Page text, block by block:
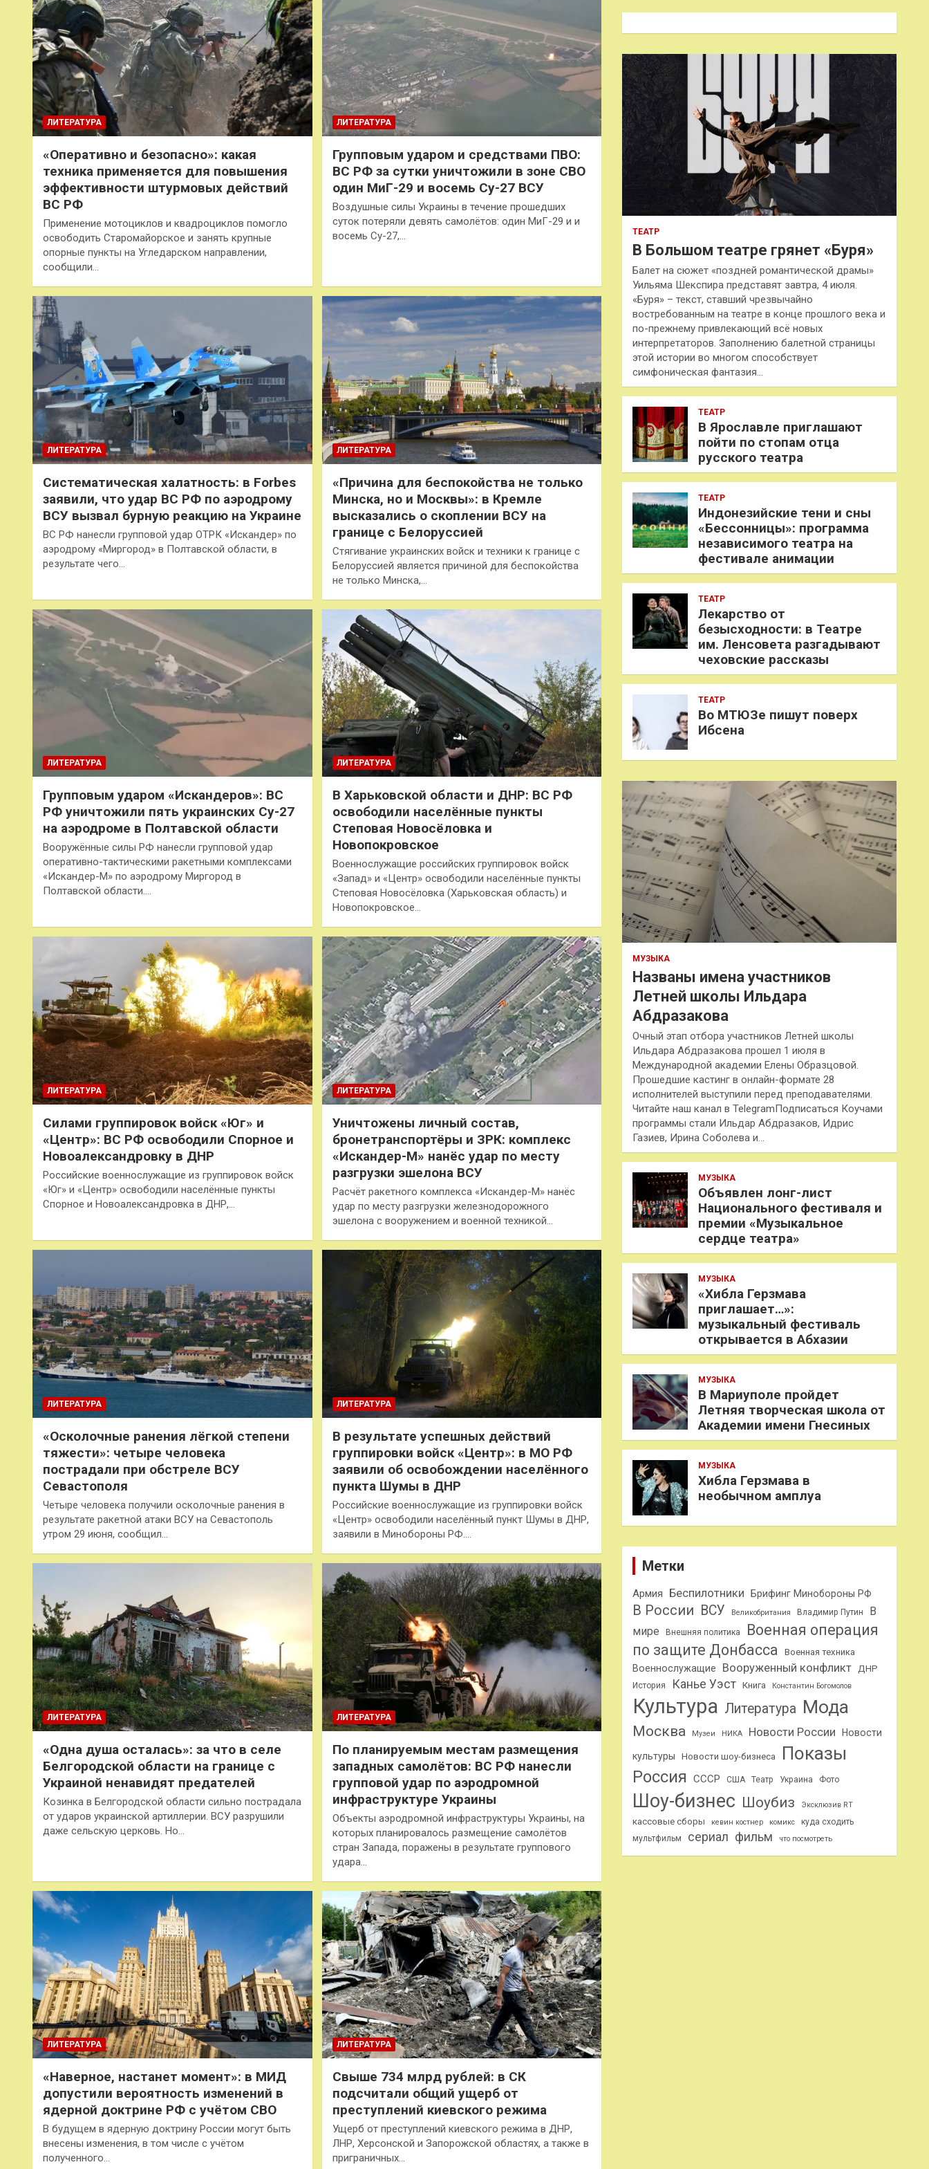
ЛИТЕРАТУРА
«Оперативно и безопасно»: какая
техника применяется для повышения
эффективности штурмовых действий
ВС РФ
Применение мотоциклов и квадроциклов помогло
освободить Старомайорское и занять крупные
опорные пункты на Угледарском направлении,
сообщили…
ЛИТЕРАТУРА
Групповым ударом и средствами ПВО:
ВС РФ за сутки уничтожили в зоне СВО
один МиГ-29 и восемь Су-27 ВСУ
Воздушные силы Украины в течение прошедших
суток потеряли девять самолётов: один МиГ-29 и и
восемь Су-27,…
ЛИТЕРАТУРА
Систематическая халатность: в Forbes
заявили, что удар ВС РФ по аэродрому
ВСУ вызвал бурную реакцию на Украине
ВС РФ нанесли групповой удар ОТРК «Искандер» по
аэродрому «Миргород» в Полтавской области, в
результате чего…
ЛИТЕРАТУРА
«Причина для беспокойства не только
Минска, но и Москвы»: в Кремле
высказались о скоплении ВСУ на
границе с Белоруссией
Стягивание украинских войск и техники к границе с
Белоруссией является причиной для беспокойства
не только Минска,…
ЛИТЕРАТУРА
Групповым ударом «Искандеров»: ВС
РФ уничтожили пять украинских Су-27
на аэродроме в Полтавской области
Вооружённые силы РФ нанесли групповой удар
оперативно-тактическими ракетными комплексами
«Искандер-М» по аэродрому Миргород в
Полтавской области.…
ЛИТЕРАТУРА
В Харьковской области и ДНР: ВС РФ
освободили населённые пункты
Степовая Новосёловка и
Новопокровское
Военнослужащие российских группировок войск
«Запад» и «Центр» освободили населённые пункты
Степовая Новосёловка (Харьковская область) и
Новопокровское…
ЛИТЕРАТУРА
Силами группировок войск «Юг» и
«Центр»: ВС РФ освободили Спорное и
Новоалександровку в ДНР
Российские военнослужащие из группировок войск
«Юг» и «Центр» освободили населённые пункты
Спорное и Новоалександровка в ДНР,…
ЛИТЕРАТУРА
Уничтожены личный состав,
бронетранспортёры и ЗРК: комплекс
«Искандер-М» нанёс удар по месту
разгрузки эшелона ВСУ
Расчёт ракетного комплекса «Искандер-М» нанёс
удар по месту разгрузки железнодорожного
эшелона с вооружением и военной техникой…
ЛИТЕРАТУРА
«Осколочные ранения лёгкой степени
тяжести»: четыре человека
пострадали при обстреле ВСУ
Севастополя
Четыре человека получили осколочные ранения в
результате ракетной атаки ВСУ на Севастополь
утром 29 июня, сообщил…
ЛИТЕРАТУРА
В результате успешных действий
группировки войск «Центр»: в МО РФ
заявили об освобождении населённого
пункта Шумы в ДНР
Российские военнослужащие из группировки войск
«Центр» освободили населённый пункт Шумы в ДНР,
заявили в Минобороны РФ.…
ЛИТЕРАТУРА
«Одна душа осталась»: за что в селе
Белгородской области на границе с
Украиной ненавидят предателей
Козинка в Белгородской области сильно пострадала
от ударов украинской артиллерии. ВСУ разрушили
даже сельскую церковь. Но…
ЛИТЕРАТУРА
По планируемым местам размещения
западных самолётов: ВС РФ нанесли
групповой удар по аэродромной
инфраструктуре Украины
Объекты аэродромной инфраструктуры Украины, на
которых планировалось размещение самолётов
стран Запада, поражены в результате группового
удара…
ЛИТЕРАТУРА
«Наверное, настанет момент»: в МИД
допустили вероятность изменений в
ядерной доктрине РФ с учётом СВО
В будущем в ядерную доктрину России могут быть
внесены изменения, в том числе с учётом
полученного…
ЛИТЕРАТУРА
Свыше 734 млрд рублей: в СК
подсчитали общий ущерб от
преступлений киевского режима
Ущерб от преступлений киевского режима в ДНР,
ЛНР, Херсонской и Запорожской областях, а также в
приграничных…
к
ТЕАТР
В Большом театре грянет «Буря»
Балет на сюжет «поздней романтической драмы»
Уильяма Шекспира представят завтра, 4 июля.
«Буря» – текст, ставший чрезвычайно
востребованным на театре в конце прошлого века и
по-прежнему привлекающий всё новых
интерпретаторов. Заполнению балетной страницы
этой истории во многом способствует
симфоническая фантазия…
ТЕАТР
В Ярославле приглашают
пойти по стопам отца
русского театра
ТЕАТР
Индонезийские тени и сны
«Бессонницы»: программа
независимого театра на
фестивале анимации
ТЕАТР
Лекарство от
безысходности: в Театре
им. Ленсовета разгадывают
чеховские рассказы
ТЕАТР
Во МТЮЗе пишут поверх
Ибсена
МУЗЫКА
Названы имена участников
Летней школы Ильдара
Абдразакова
Очный этап отбора участников Летней школы
Ильдара Абдразакова прошел 1 июля в
Международной академии Елены Образцовой.
Прошедшие кастинг в онлайн-формате 28
исполнителей выступили перед преподавателями.
Читайте наш канал в TelegramПодписаться Коучами
программы стали Ильдар Абдразаков, Идрис
Газиев, Ирина Соболева и…
МУЗЫКА
Объявлен лонг-лист
Национального фестиваля и
премии «Музыкальное
сердце театра»
МУЗЫКА
«Хибла Герзмава
приглашает…»:
музыкальный фестиваль
открывается в Абхазии
МУЗЫКА
В Мариуполе пройдет
Летняя творческая школа от
Академии имени Гнесиных
МУЗЫКА
Хибла Герзмава в
необычном амплуа
Метки
Армия Беспилотники Брифинг Минобороны РФ
В России ВСУ Великобритания Владимир Путин
В
мире
Внешняя политика
Военная операция
по защите Донбасса
Военная техника
Военнослужащие Вооруженный конфликт ДНР
История Канье Уэст Книга Константин Богомолов
Культура Литература Мода
Москва Музеи НИКА Новости России Новости
культуры Новости шоу-бизнеса Показы
Россия СССР США Театр Украина Фото
Шоу-бизнес Шоубиз Эксклюзив RT
кассовые сборы кевин костнер комикс
куда сходить
мультфильм
сериал фильм что посмотреть